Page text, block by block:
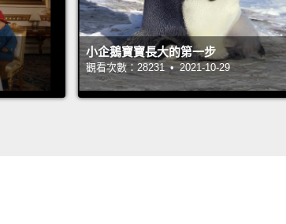
小企鵝寶寶長大的第一步
觀看次數：28231 • 2021-10-29